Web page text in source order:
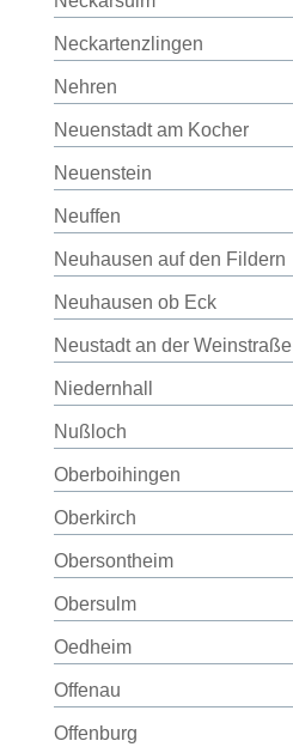
Neckartenzlingen
Nehren
Neuenstadt am Kocher
Neuenstein
Neuffen
Neuhausen auf den Fildern
Neuhausen ob Eck
Neustadt an der Weinstraße
Niedernhall
Nußloch
Oberboihingen
Oberkirch
Obersontheim
Obersulm
Oedheim
Offenau
Offenburg